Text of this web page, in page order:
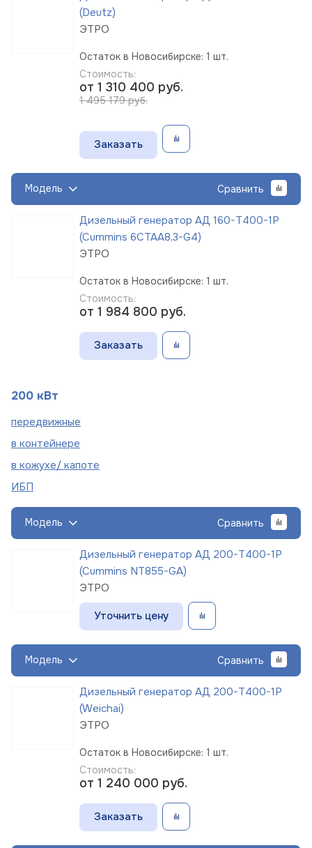
(Deutz)
ЭТРО
Остаток в Новосибирске: 1 шт.
Стоимость:
от 1 310 400 руб.
1 495 179 руб.
Заказать
Модель Сравнить
Дизельный генератор АД 160-Т400-1Р
(Cummins 6CTAА8,3-G4)
ЭТРО
Остаток в Новосибирске: 1 шт.
Стоимость:
от 1 984 800 руб.
Заказать
200 кВт
передвижные
в контейнере
в кожухе/ капоте
ИБП
Модель Сравнить
Дизельный генератор АД 200-Т400-1Р
(Cummins NT855-GA)
ЭТРО
Уточнить цену
Модель Сравнить
Дизельный генератор АД 200-Т400-1Р
(Weichai)
ЭТРО
Остаток в Новосибирске: 1 шт.
Стоимость:
от 1 240 000 руб.
Заказать